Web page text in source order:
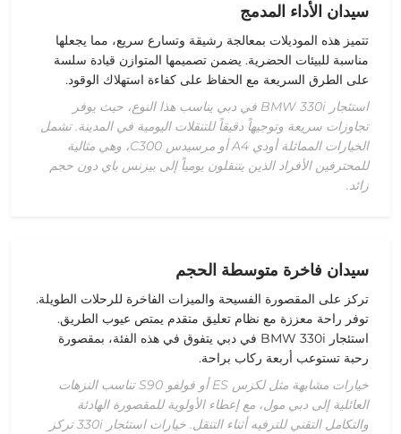
سيدان الأداء المدمج
تتميز هذه الموديلات بمعالجة رشيقة وتسارع سريع، مما يجعلها
مناسبة للبيئات الحضرية. يضمن تصميمها المتوازن قيادة سلسة
على الطرق السريعة مع الحفاظ على كفاءة استهلاك الوقود.
استئجار BMW 330i في دبي يناسب هذا النوع، حيث يوفر
تجاوزات سريعة وتوجيهاً دقيقاً للتنقلات اليومية في المدينة. تشمل
الخيارات المماثلة أودي A4 أو مرسيدس C300، وهي مثالية
للمحترفين الأفراد الذين يتنقلون يومياً إلى بيزنس باي دون حجم
زائد.
سيدان فاخرة متوسطة الحجم
تركز على المقصورة الفسيحة والميزات الفاخرة للرحلات الطويلة.
توفر راحة معززة مع نظام تعليق متقدم يمتص عيوب الطريق.
استئجار BMW 330i في دبي يتفوق في هذه الفئة، بمقصورة
رحبة تستوعب أربعة ركاب براحة.
خيارات مشابهة مثل لكزس ES أو فولفو S90 تناسب النزهات
العائلية إلى دبي مول، مع إعطاء الأولوية للمقصورة الهادئة
والتكامل التقني للترفيه أثناء التنقل. خيارات استئجار 330i تركز